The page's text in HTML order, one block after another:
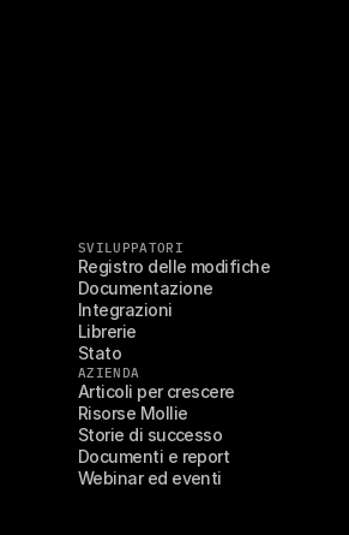
SVILUPPATORI
Registro delle modifiche
Documentazione
Integrazioni
Librerie
Stato
AZIENDA
Articoli per crescere
Risorse Mollie
Storie di successo
Documenti e report
Webinar ed eventi